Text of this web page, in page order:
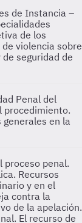
de Instancia –
de los
violencia sobre
seguridad de
Penal del
procedimiento.
en la
proceso penal.
Recursos
y en el
contra la
de la apelación.
El recurso de